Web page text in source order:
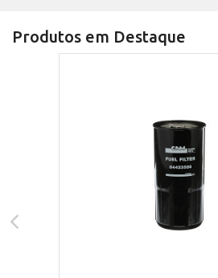
Produtos em Destaque